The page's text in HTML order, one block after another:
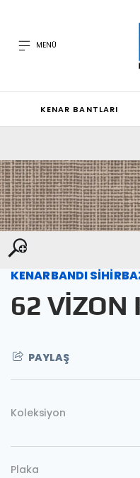
MENÜ
KENAR BANTLARI
KENARBANDI
62 VİZON
PAYLAŞ
Koleksiyon
Plaka